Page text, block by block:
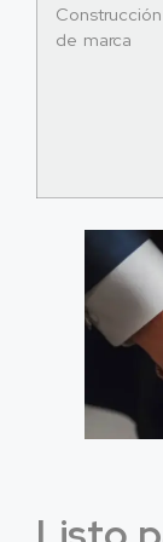
Construcción
de marca